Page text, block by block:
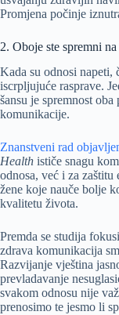
Promjena počinje
2. Oboje ste spremni
Kada su odnosi napeti,
iscrpljujuće rasprave.
šansu je spremnost
komunikacije.
Znanstveni rad
Health ističe snagu
odnosa, već i za
žene koje nauče bolje
kvalitetu života.
Premda se studija
zdrava komunikacija
Razvijanje vještina
prevladavanje
svakom odnosu nije
prenosimo te jesmo li